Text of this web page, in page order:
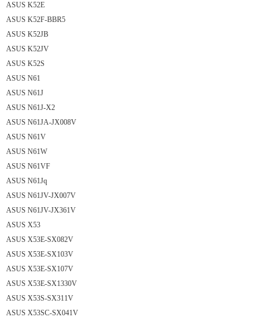
ASUS K52E
ASUS K52F-BBR5
ASUS K52JB
ASUS K52JV
ASUS K52S
ASUS N61
ASUS N61J
ASUS N61J-X2
ASUS N61JA-JX008V
ASUS N61V
ASUS N61W
ASUS N61VF
ASUS N61Jq
ASUS N61JV-JX007V
ASUS N61JV-JX361V
ASUS X53
ASUS X53E-SX082V
ASUS X53E-SX103V
ASUS X53E-SX107V
ASUS X53E-SX1330V
ASUS X53S-SX311V
ASUS X53SC-SX041V